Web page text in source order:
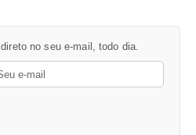
direto no seu e-mail, todo dia.